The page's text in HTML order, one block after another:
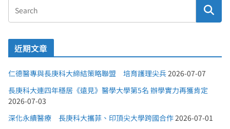
近期文章
仁德醫專與長庚科大締結策略聯盟 培育護理尖兵2026-07-07
長庚科大連四年穩居《遠見》醫學大學第5名 辦學實力再獲肯定
2026-07-03
深化永續醫療 長庚科大攜菲、印頂尖大學跨國合作2026-07-01